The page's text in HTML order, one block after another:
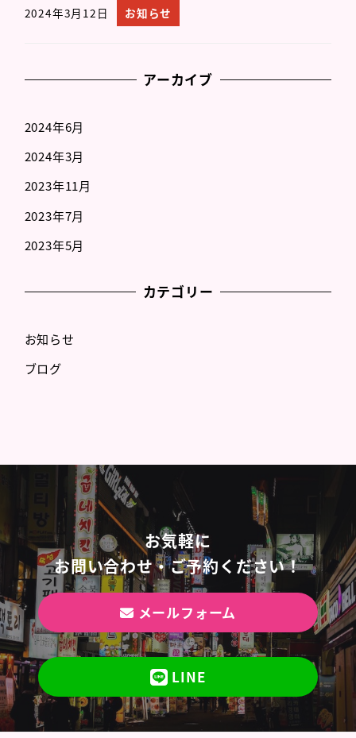
2024年3月12日 お知らせ
アーカイブ
2024年6月
2024年3月
2023年11月
2023年7月
2023年5月
カテゴリー
お知らせ
ブログ
お気軽に
お問い合わせ・ご予約ください！
メールフォーム
LINE